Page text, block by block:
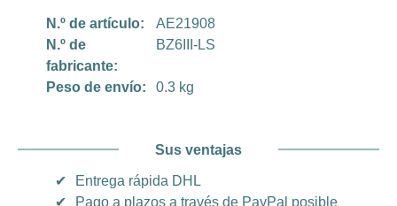
N.º de artículo:
AE21908
N.º de
fabricante:
BZ6III-LS
Peso de envío: 0.3 kg
Sus ventajas
✔
Entrega rápida DHL
✔
Pago a plazos a través de PayPal posible